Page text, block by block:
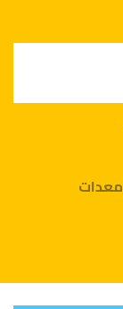
معدات